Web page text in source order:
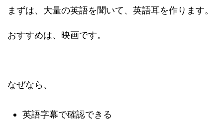
まずは、大量の英語を聞いて、英語耳を作ります。
おすすめは、映画です。
なぜなら、
英語字幕で確認できる